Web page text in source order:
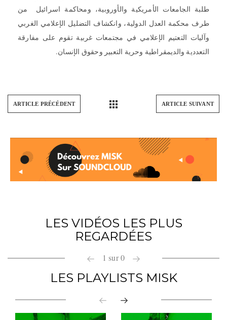
طلبة الجامعات الأمريكية والأوروبية، ومحاكمة اسرائيل من
طرف محكمة العدل الدولية، وانكشاف التضليل الإعلامي الغربي
وآليات التعتيم الإعلامي في مجتمعات غربية تقوم على مفارقة
التعددية والديمقراطية وحرية التعبير وحقوق الإنسان.
ARTICLE PRÉCÉDENT ARTICLE SUIVANT
LES VIDÉOS LES PLUS
REGARDÉES
1 sur0
LES PLAYLISTS MISK